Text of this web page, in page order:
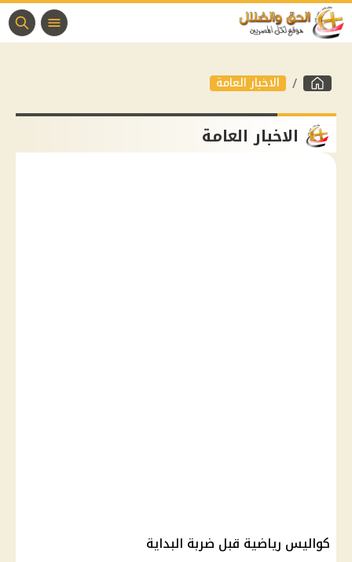
الاخبار العامة
الاخبار العامة
كواليس رياضية قبل ضربة البداية